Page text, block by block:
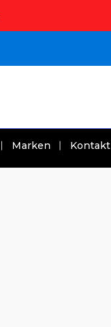
Marken Kontakt